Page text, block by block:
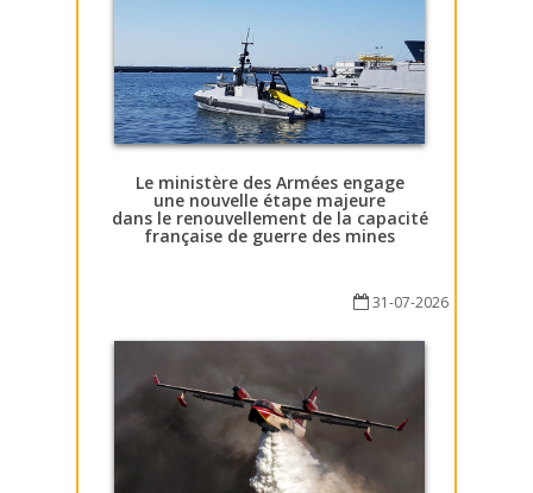
Le ministère des Armées engage
une nouvelle étape majeure
dans le renouvellement de la capacité
française de guerre des mines
31-07-2026